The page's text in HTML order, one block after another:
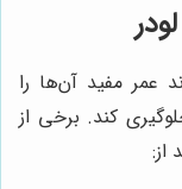
عمر مفید آن‌ها را
کند. برخی از
از: